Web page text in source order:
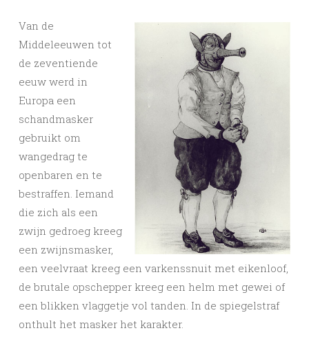
Van de
Middeleeuwen tot
de zeventiende
eeuw werd in
Europa een
schandmasker
gebruikt om
wangedrag te
openbaren en te
bestraffen. Iemand
die zich als een
zwijn gedroeg kreeg
een zwijnsmasker,
een veelvraat kreeg een varkenssnuit met eikenloof,
de brutale opschepper kreeg een helm met gewei of
een blikken vlaggetje vol tanden. In de spiegelstraf
onthult het masker het karakter.